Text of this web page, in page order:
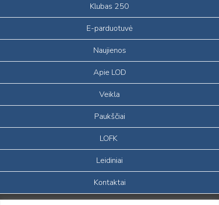
Klubas 250
E-parduotuvė
Naujienos
Apie LOD
Veikla
Paukščiai
LOFK
Leidiniai
Kontaktai